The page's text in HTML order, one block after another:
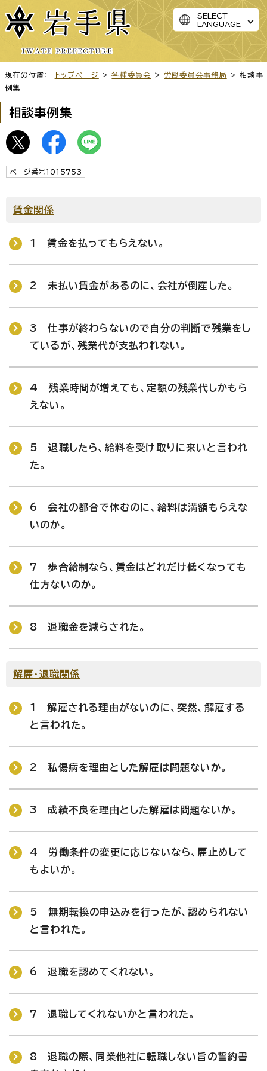
SELECT
LANGUAGE
現在の位置： トップページ >各種委員会 > 労働委員会事務局
> 相談事
例集
相談事例集
ページ番号1015753
賃金関係
1 賃金を払ってもらえない。
2 未払い賃金があるのに、会社が倒産した。
3 仕事が終わらないので自分の判断で残業をし
ているが、残業代が支払われない。
4 残業時間が増えても、定額の残業代しかもら
えない。
5 退職したら、給料を受け取りに来いと言われ
た。
6 会社の都合で休むのに、給料は満額もらえな
いのか。
7 歩合給制なら、賃金はどれだけ低くなっても
仕方ないのか。
8 退職金を減らされた。
解雇・退職関係
1 解雇される理由がないのに、突然、解雇する
と言われた。
2 私傷病を理由とした解雇は問題ないか。
3 成績不良を理由とした解雇は問題ないか。
4 労働条件の変更に応じないなら、雇止めして
もよいか。
5 無期転換の申込みを行ったが、認められない
と言われた。
6 退職を認めてくれない。
7 退職してくれないかと言われた。
8 退職の際、同業他社に転職しない旨の誓約書